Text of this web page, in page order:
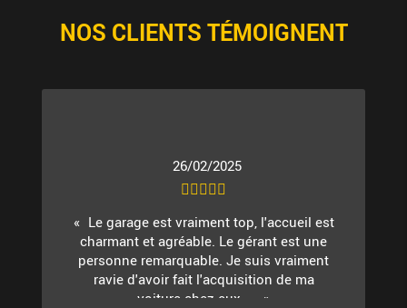
NOS CLIENTS TÉMOIGNENT
26/02/2025
Le garage est vraiment top, l'accueil est
charmant et agréable. Le gérant est une
personne remarquable. Je suis vraiment
ravie d'avoir fait l'acquisition de ma
voiture chez eux. ...